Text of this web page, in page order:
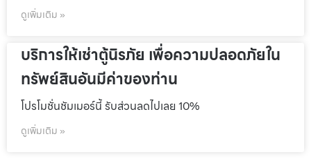
ดูเพิ่มเติม »
บริการให้เช่าตู้นิรภัย เพื่อความปลอดภัยใน
ทรัพย์สินอันมีค่าของท่าน
โปรโมชั่นชัมเมอร์นี้ รับส่วนลดไปเลย 10%
ดูเพิ่มเติม »